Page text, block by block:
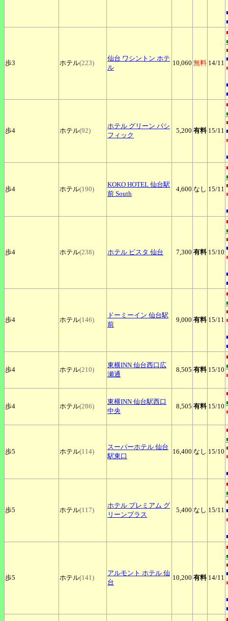
歩3 ホテル(223)
仙台 ワシントン ホテ
ル
10,060 無料 14/11
歩4 ホテル(92)
ホテル グリーン パシ
フィック
5,200 有料 15/11
歩4 ホテル(190)
KOKO HOTEL 仙台駅
前 South
4,600 なし 15/11
歩4 ホテル(238) ホテル ビスタ 仙台 7,300 有料 15/10
歩4 ホテル(146)
ドーミーイン 仙台駅
前
9,000 有料 15/11
歩4 ホテル(210)
東横INN 仙台西口広
瀬通
8,505 有料 15/10
歩4 ホテル(286)
東横INN 仙台駅西口
中央
8,505 有料 15/10
歩5 ホテル(114)
スーパーホテル 仙台
駅東口
16,400 なし 15/10
歩5 ホテル(117)
ホテル プレミアム グ
リーンプラス
5,400 なし 15/11
歩5 ホテル(141)
アルモント ホテル 仙
台
10,200 有料 14/11